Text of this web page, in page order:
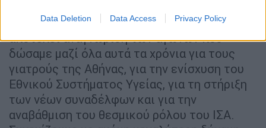
Data Deletion Data Access Privacy Policy
πρωτιά στη ΔΗΚΙ .Η εμπιστοσύνη αυτή
αποτελεί αναγνώριση των αγώνων που
δώσαμε μαζί όλα αυτά τα χρόνια για τους
γιατρούς της Αθήνας, για την ενίσχυση του
Εθνικού Συστήματος Υγείας, για τη στήριξη
των νέων συναδέλφων και για την
αναβάθμιση του θεσμικού ρόλου του ΙΣΑ.